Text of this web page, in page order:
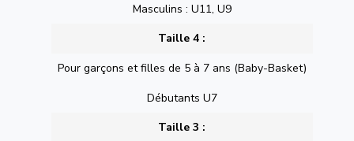
Masculins : U11, U9
Taille 4 :
Pour garçons et filles de 5 à 7 ans (Baby-Basket)
Débutants U7
Taille 3 :